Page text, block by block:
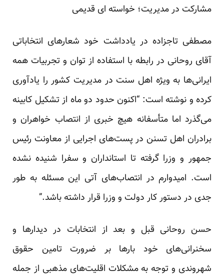
مشارکت در مدیریت؛ خواسته ای قدیمی
مصطفی تاجزاده در یادداشت خود شعارهای انتخاباتی
آقای روحانی در رابطه با استفاده از توان و تجربیات همه
ایرانی‌ها به ویژه اهل سنت در مدیریت کشور را یادآوری
کرده و نوشته است: “اکنون حدود دو ماه از تشکیل کابینه
می‌گذرد اما متأسفانه هیچ خبری از انتصاب خواهران و
برادران اهل تسنن در پست‌های اجرایی از معاونت رئیس
جمهور و وزرا گرفته تا استانداران و سفرا شنیده نشده
است. امیدوارم در انتصاب‌های آتی این مسئله به طور
جدی در دستور کار دولت و وزرا قرار داشته باشد.”
حسن روحانی قبل و بعد از انتخابات در دیدارها و
سخنرانی‌های خود بارها بر ضرورت تامین حقوق
شهروندی و توجه به مشکلات اقلیت‌های مذهبی از جمله